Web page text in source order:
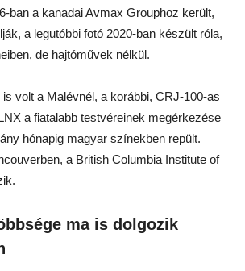
ban a kanadai Avmax Grouphoz került,
a legutóbbi fotó 2020-ban készült róla,
de hajtóművek nélkül.
volt a Malévnél, a korábbi, CRJ-100-as
a fiatalabb testvéreinek megérkezése
hónapig magyar színekben repült.
a British Columbia Institute of
ma is dolgozik